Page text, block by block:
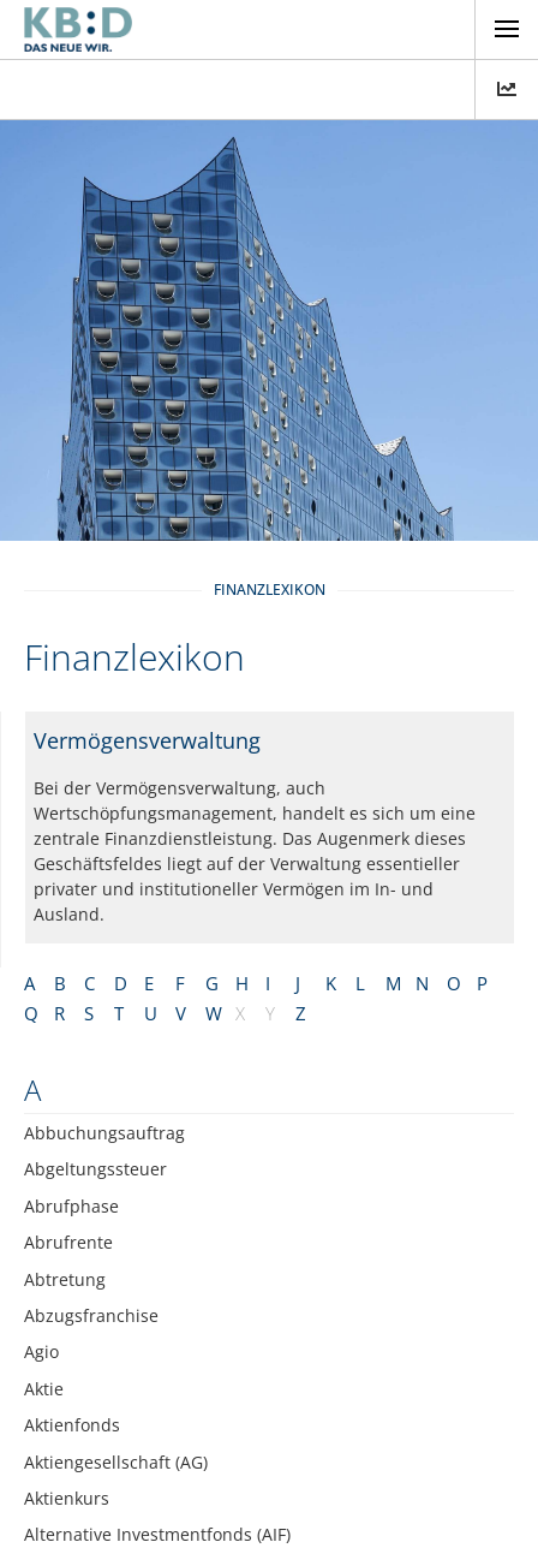
FINANZLEXIKON
Finanzlexikon
A B C D E F G H I J K L M N O
P
Q
R S T U V W X Y Z
A
Abbuchungsauftrag
Abgeltungssteuer
Abrufphase
Abrufrente
Abtretung
Abzugsfranchise
Agio
Aktie
Aktienfonds
Aktiengesellschaft (AG)
Aktienkurs
Alternative Investmentfonds (AIF)
Vermögensverwaltung
Bei der Vermögensverwaltung, auch
Wertschöpfungsmanagement, handelt es sich um eine
zentrale Finanzdienstleistung. Das Augenmerk dieses
Geschäftsfeldes liegt auf der Verwaltung essentieller
privater und institutioneller Vermögen im In- und
Ausland.